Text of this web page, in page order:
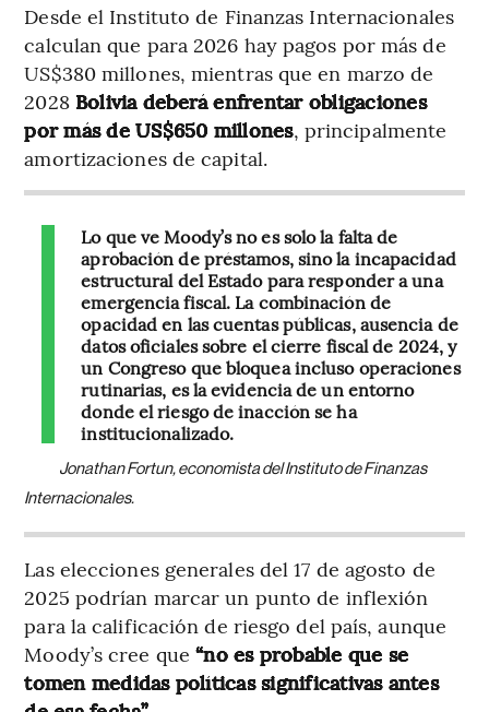
Desde el Instituto de Finanzas Internacionales
calculan que para 2026 hay pagos por más de
US$380 millones, mientras que en marzo de
2028 Bolivia deberá enfrentar obligaciones
por más de US$650 millones, principalmente
amortizaciones de capital.
Lo que ve Moody’s no es solo la falta de
aprobación de préstamos, sino la incapacidad
estructural del Estado para responder a una
emergencia fiscal. La combinación de
opacidad en las cuentas públicas, ausencia de
datos oficiales sobre el cierre fiscal de 2024, y
un Congreso que bloquea incluso operaciones
rutinarias, es la evidencia de un entorno
donde el riesgo de inacción se ha
institucionalizado.
Jonathan Fortun, economista del Instituto de Finanzas
Internacionales.
Las elecciones generales del 17 de agosto de
2025 podrían marcar un punto de inflexión
para la calificación de riesgo del país, aunque
Moody’s cree que“no es probable que se
tomen medidas políticas significativas antes